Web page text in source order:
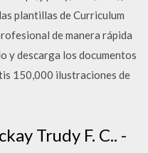
plantillas de Curriculum
de manera rápida
y descarga los documentos
150,000 ilustraciones de
Trudy F. C.. -